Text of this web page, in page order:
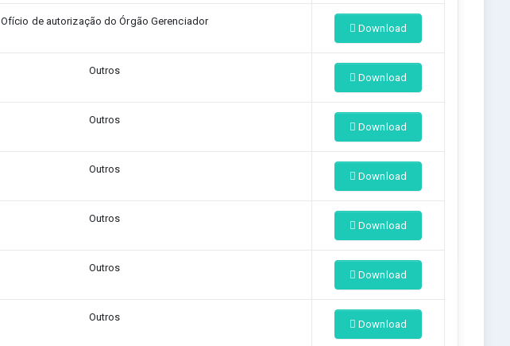
Ofício de autorização do Órgão Gerenciador
Download
Outros
Download
Outros
Download
Outros
Download
Outros
Download
Outros
Download
Outros
Download